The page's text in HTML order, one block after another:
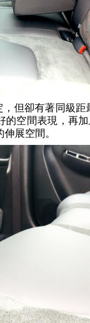
但卻有著同級
的空間表現，再
展空間。